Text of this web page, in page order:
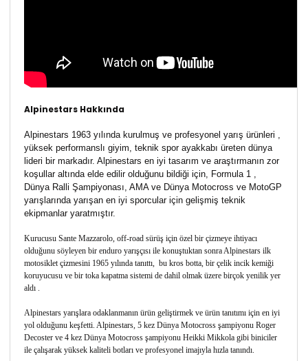
Alpinestars Hakkında
Alpinestars 1963 yılında kurulmuş ve profesyonel yarış ürünleri ,
yüksek performanslı giyim, teknik spor ayakkabı üreten dünya
lideri bir markadır. Alpinestars en iyi tasarım ve araştırmanın zor
koşullar altında elde edilir olduğunu bildiği için, Formula 1 ,
Dünya Ralli Şampiyonası, AMA ve Dünya Motocross ve MotoGP
yarışlarında yarışan en iyi sporcular için gelişmiş teknik
ekipmanlar yaratmıştır.
Kurucusu Sante Mazzarolo, off-road sürüş için özel bir çizmeye ihtiyacı
olduğunu söyleyen bir enduro yarışçısı ile konuştuktan sonra Alpinestars ilk
motosiklet çizmesini 1965 yılında tanıttı, bu kros botta, bir çelik incik kemiği
koruyucusu ve bir toka kapatma sistemi de dahil olmak üzere birçok yenilik yer
aldı .
Alpinestars yarışlara odaklanmanın ürün geliştirmek ve ürün tanıtımı için en iyi
yol olduğunu keşfetti. Alpinestars, 5 kez Dünya Motocross şampiyonu Roger
Decoster ve 4 kez Dünya Motocross şampiyonu Heikki Mikkola gibi biniciler
ile çalışarak yüksek kaliteli botları ve profesyonel imajıyla hızla tanındı.